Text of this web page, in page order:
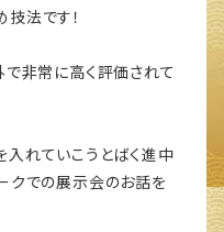
法です！
で非常に高く評価されて
れていこうとばく進中
クでの展示会のお話を